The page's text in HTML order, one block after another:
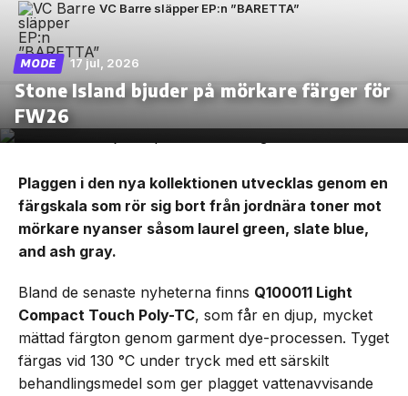
VC Barre släpper EP:n ”BARETTA”
MODE 17 jul, 2026
Stone Island bjuder på mörkare färger för
FW26
Plaggen i den nya kollektionen utvecklas genom en
färgskala som rör sig bort från jordnära toner mot
mörkare nyanser såsom laurel green, slate blue,
and ash gray.
Bland de senaste nyheterna finns Q100011 Light
Compact Touch Poly-TC, som får en djup, mycket
mättad färgton genom garment dye-processen. Tyget
färgas vid 130 °C under tryck med ett särskilt
behandlingsmedel som ger plagget vattenavvisande